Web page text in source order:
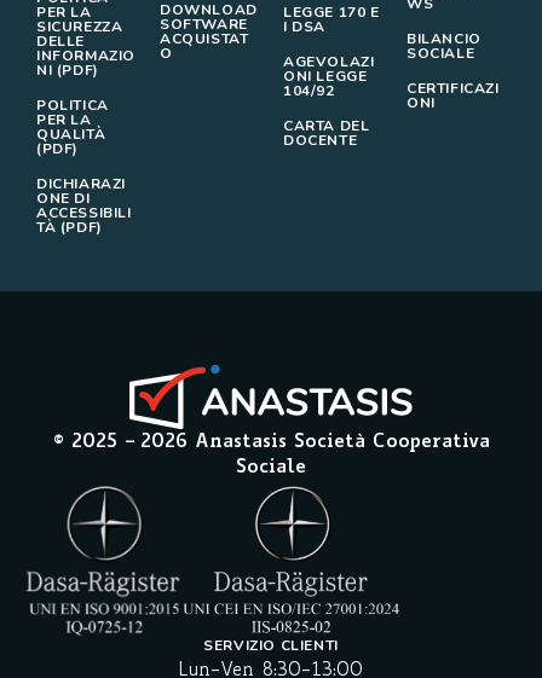
PER LA
SICUREZZA
DELLE
INFORMAZIO
NI (PDF)
POLITICA
PER LA
QUALITÀ
(PDF)
DICHIARAZI
ONE DI
ACCESSIBILI
TÀ (PDF)
DOWNLOAD
SOFTWARE
ACQUISTAT
O
LEGGE 170 E
I DSA
AGEVOLAZI
ONI LEGGE
104/92
CARTA DEL
DOCENTE
BILANCIO
SOCIALE
CERTIFICAZI
ONI
© 2025 – 2026 Anastasis Società Cooperativa
Sociale
SERVIZIO CLIENTI
Lun-Ven 8:30-13:00